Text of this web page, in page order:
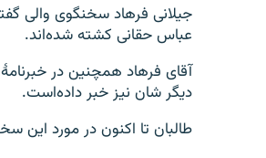
جیلانی فرهاد سخنگوی والی
عباس حقانی کشته شده‌‌اند.
آقای فرهاد همچنین در
دیگر شان نیز خبر داده‌است.
طالبان تا اکنون در مورد این